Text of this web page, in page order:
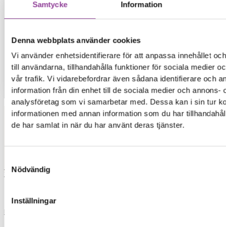
Samtycke Information
Denna webbplats använder cookies
Vi använder enhetsidentifierare för att anpassa innehållet
till användarna, tillhandahålla funktioner för sociala medier
vår trafik. Vi vidarebefordrar även sådana identifierare och
information från din enhet till de sociala medier och annons-
analysföretag som vi samarbetar med. Dessa kan i sin tur
informationen med annan information som du har
de har samlat in när du har använt deras tjänster.
Nödvändig
Inställningar
Kontakt
Elon Ljud & Bild
0,00kr0Varukorg
Start